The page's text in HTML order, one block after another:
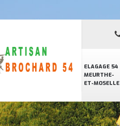
ELAGAGE 54
MEURTHE-
ET-MOSELLE